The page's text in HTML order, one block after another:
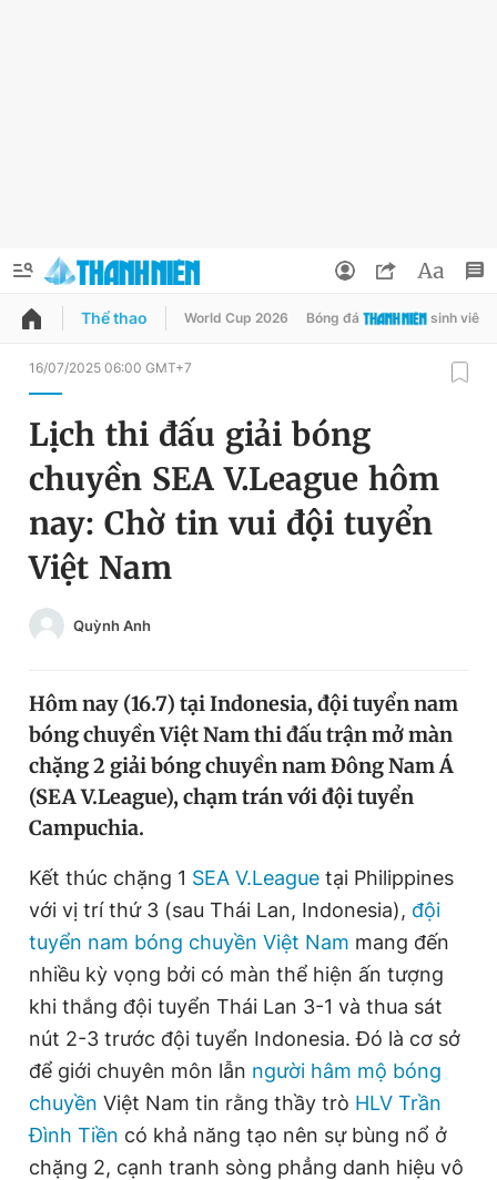
QUẢNG CÁO ĐẶT BÁO
Chuyên mục
Chuyên mục khác
Chào ngày mới
Tin thị trường
Video Magazine
Sản phẩm khác
Tiện ích
Thông tin tòa soạn Liên hệ quảng cáo
Đọc Thanh Niên trên điện thoại
Đổi mật khẩu
Tin đã lưu
Tin đã xem
Thể thao World Cup 2026 Bóng đá sinh viên
16/07/2025 06:00 GMT+7
Lịch thi đấu giải bóng
chuyền SEA V.League hôm
nay: Chờ tin vui đội tuyển
Việt Nam
Quỳnh Anh
Hôm nay (16.7) tại Indonesia, đội tuyển nam
bóng chuyền Việt Nam thi đấu trận mở màn
chặng 2 giải bóng chuyền nam Đông Nam Á
(SEA V.League), chạm trán với đội tuyển
Campuchia.
Kết thúc chặng 1 SEA V.League tại Philippines
với vị trí thứ 3 (sau Thái Lan, Indonesia), đội
tuyển nam bóng chuyền Việt Nam mang đến
nhiều kỳ vọng bởi có màn thể hiện ấn tượng
khi thắng đội tuyển Thái Lan 3-1 và thua sát
nút 2-3 trước đội tuyển Indonesia. Đó là cơ sở
để giới chuyên môn lẫn người hâm mộ bóng
chuyền Việt Nam tin rằng thầy trò HLV Trần
Đình Tiền có khả năng tạo nên sự bùng nổ ở
chặng 2, cạnh tranh sòng phẳng danh hiệu vô